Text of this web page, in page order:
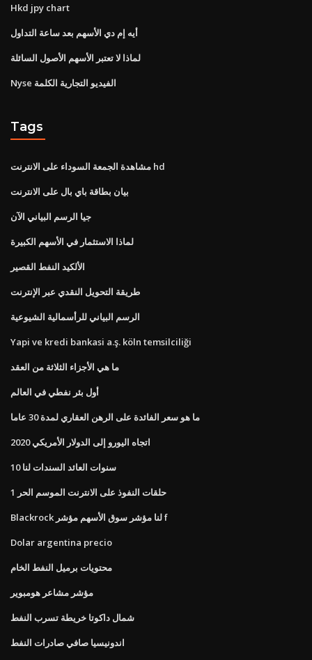
Hkd jpy chart
أيه إم دي الأسهم بعد ساعة التداول
لماذا لا تعتبر الأسهم الأصول السائلة
Nyse الفيديو التجارية الكلمة
Tags
مشاهدة الجمعة السوداء على الانترنت hd
بيان بطاقة باي بال على الانترنت
جيا الرسم البياني الآن
لماذا الاستثمار في الأسهم الكبيرة
الألكيد النفط القصير
طريقة التحويل النقدي عبر الإنترنت
الرسم البياني للرأسمالية الشيوعية
Yapi ve kredi bankasi a.ş. köln temsilciliği
ما هي الأجزاء الثلاثة من العقد
أول بئر نفطي في العالم
ما هو سعر الفائدة على الرهن العقاري لمدة 30 عاما
اتجاه اليورو إلى الدولار الأمريكي 2020
10 سنوات العائد السندات لنا
حلقات النفوذ على الانترنت الموسم الحر 1
Blackrock لنا مؤشر سوق الأسهم مؤشر f
Dolar argentina precio
محتويات برميل النفط الخام
مؤشر مشاعر هومبوير
شمال داكوتا خريطة تسرب النفط
اندونيسيا صافي صادرات النفط